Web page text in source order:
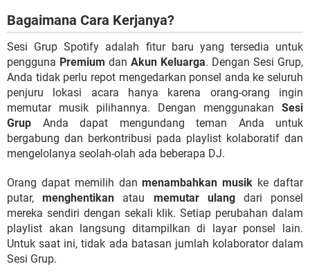
Bagaimana Cara Kerjanya?
Sesi Grup Spotify adalah fitur baru yang tersedia untuk
pengguna Premium dan Akun Keluarga. Dengan Sesi Grup,
Anda tidak perlu repot mengedarkan ponsel anda ke seluruh
penjuru lokasi acara hanya karena orang-orang ingin
memutar musik pilihannya. Dengan menggunakan Sesi
Grup Anda dapat mengundang teman Anda untuk
bergabung dan berkontribusi pada playlist kolaboratif dan
mengelolanya seolah-olah ada beberapa DJ.
Orang dapat memilih danmenambahkan musik ke daftar
putar,menghentikan atau memutar ulangdari ponsel
mereka sendiri dengan sekali klik. Setiap perubahan dalam
playlist akan langsung ditampilkan di layar ponsel lain.
Untuk saat ini, tidak ada batasan jumlah kolaborator dalam
Sesi Grup.